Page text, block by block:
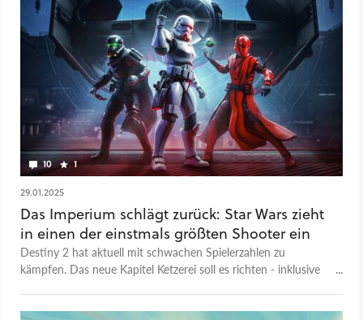
10 1
29.01.2025
Das Imperium schlägt zurück: Star Wars zieht
in einen der einstmals größten Shooter ein
Destiny 2 hat aktuell mit schwachen Spielerzahlen zu
kämpfen. Das neue Kapitel Ketzerei soll es richten - inklusive